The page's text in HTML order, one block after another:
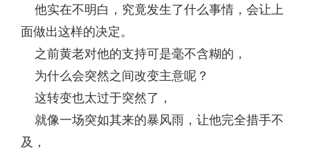
他实在不明白，究竟发生了什么事情，会让上
面做出这样的决定。
之前黄老对他的支持可是毫不含糊的，
为什么会突然之间改变主意呢？
这转变也太过于突然了，
就像一场突如其来的暴风雨，让他完全措手不
及，